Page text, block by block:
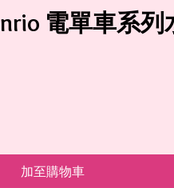
電單車系列
加至購物車